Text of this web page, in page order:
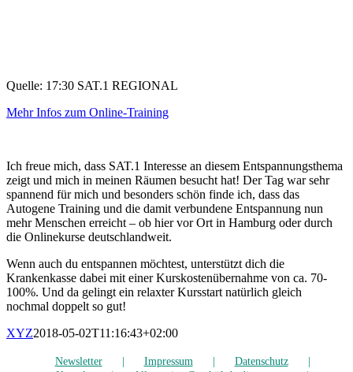
Quelle: 17:30 SAT.1 REGIONAL
Mehr Infos zum Online-Training
Ich freue mich, dass SAT.1 Interesse an diesem Entspannungsthema
zeigt und mich in meinen Räumen besucht hat! Der Tag war sehr
spannend für mich und besonders schön finde ich, dass das
Autogene Training und die damit verbundene Entspannung nun
mehr Menschen erreicht – ob hier vor Ort in Hamburg oder durch
die Onlinekurse deutschlandweit.
Wenn auch du entspannen möchtest, unterstützt dich die
Krankenkasse dabei mit einer Kurskostenübernahme von ca. 70-
100%. Und da gelingt ein relaxter Kursstart natürlich gleich
nochmal doppelt so gut!
XYZ2018-05-02T11:16:43+02:00
Newsletter Impressum
Datenschutz